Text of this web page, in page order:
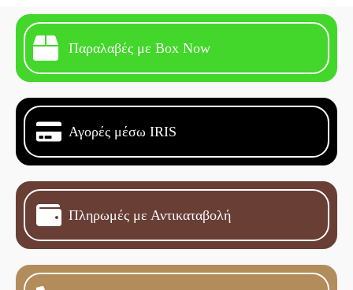
Παραλαβές με Box Now
Αγορές μέσω IRIS
Πληρωμές με Αντικαταβολή